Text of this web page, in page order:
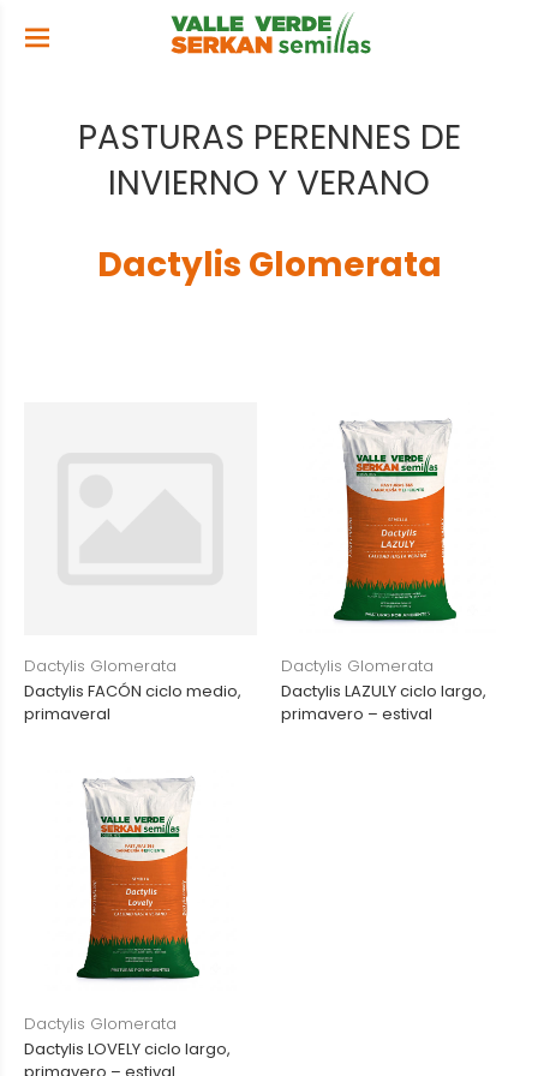
PASTURAS PERENNES DE
INVIERNO Y VERANO
Dactylis Glomerata
Dactylis Glomerata
Dactylis FACÓN ciclo medio,
primaveral
Dactylis Glomerata
Dactylis LAZULY ciclo largo,
primavero – estival
Dactylis Glomerata
Dactylis LOVELY ciclo largo,